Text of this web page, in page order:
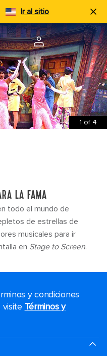
Ir al sitio
1 of 4
LA FAMA
todo el mundo de
de estrellas de
musicales para ir
en Stage to Screen.
y condiciones
visite Términos y